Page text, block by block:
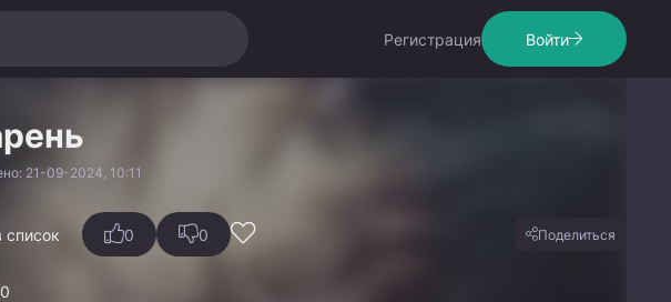
Регистрация Войти
21-09-2024, 10:11
список 0 0 Поделиться